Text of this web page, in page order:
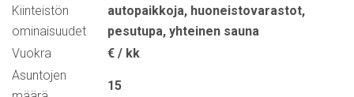
Kiinteistön
ominaisuudet
autopaikkoja, huoneistovarastot,
pesutupa, yhteinen sauna
Vuokra
€ / kk
Asuntojen
15